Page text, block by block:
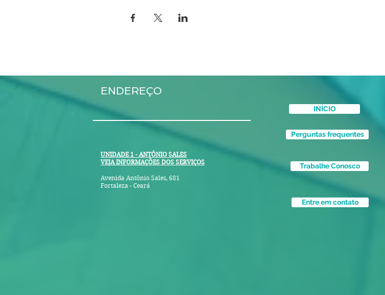
ENDEREÇO
UNIDADE 1 - ANTÔNIO SALES
VEJA INFORMAÇÕES DOS SERVIÇOS
Avenida Antônio Sales, 681
Fortaleza - Ceará
INÍCIO
Perguntas frequentes
Trabalhe Conosco
Entre em contato